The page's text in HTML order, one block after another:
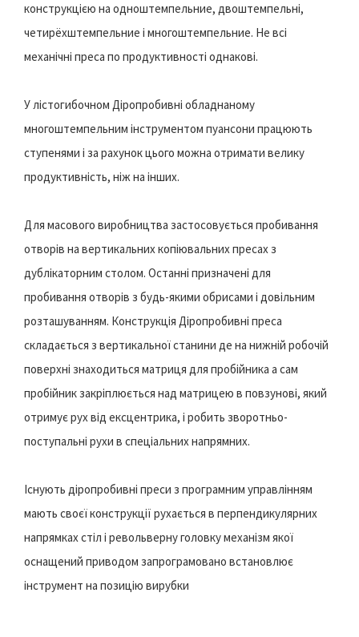
конструкцією на одноштемпельние, двоштемпельні,
четирёхштемпельние і многоштемпельние. Не всі
механічні преса по продуктивності однакові.
У лістогибочном Діропробивні обладнаному
многоштемпельним інструментом пуансони працюють
ступенями і за рахунок цього можна отримати велику
продуктивність, ніж на інших.
Для масового виробництва застосовується пробивання
отворів на вертикальних копіювальних пресах з
дублікаторним столом. Останні призначені для
пробивання отворів з будь-якими обрисами і довільним
розташуванням. Конструкція Діропробивні преса
складається з вертикальної станини де на нижній робочій
поверхні знаходиться матриця для пробійника а сам
пробійник закріплюється над матрицею в повзунові, який
отримує рух від ексцентрика, і робить зворотньо-
поступальні рухи в спеціальних напрямних.
Існують діропробивні преси з програмним управлінням
мають своєї конструкції рухається в перпендикулярних
напрямках стіл і револьверну головку механізм якої
оснащений приводом запрограмовано встановлює
інструмент на позицію вирубки